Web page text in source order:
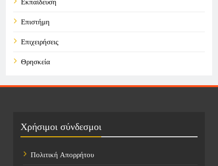
Επιστήμη
Επιχειρήσεις
Θρησκεία
Πολιτική
Χρήσιμοι σύνδεσμοι
Πολιτική Απορρήτου